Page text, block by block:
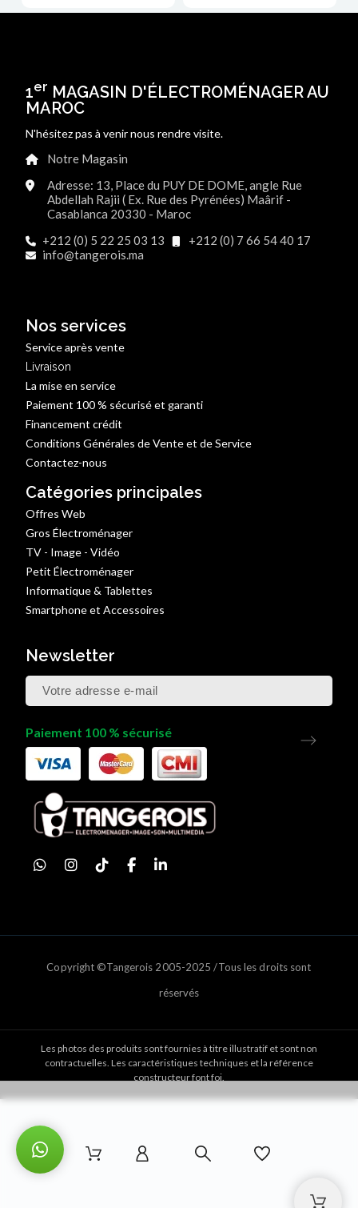
1er MAGASIN D'ÉLECTROMÉNAGER AU
MAROC
N'hésitez pas à venir nous rendre visite.
Notre Magasin
Adresse: 13, Place du PUY DE DOME, angle Rue
Abdellah Rajii ( Ex. Rue des Pyrénées) Maârif -
Casablanca 20330 - Maroc
+212 (0) 5 22 25 03 13
+212 (0) 7 66 54 40 17
info@tangerois.ma
Nos services
Service après vente
Livraison
La mise en service
Paiement 100 % sécurisé et garanti
Financement crédit
Conditions Générales de Vente et de Service
Contactez-nous
Catégories principales
Offres Web
Gros Électroménager
TV - Image - Vidéo
Petit Électroménager
Informatique & Tablettes
Smartphone et Accessoires
Newsletter
Paiement 100 % sécurisé
Copyright ©Tangerois 2005-2025 /Tous les droits sont
réservés
Les photos des produits sont fournies à titre illustratif et sont non
contractuelles. Les caractéristiques techniques et la référence
constructeur font foi.